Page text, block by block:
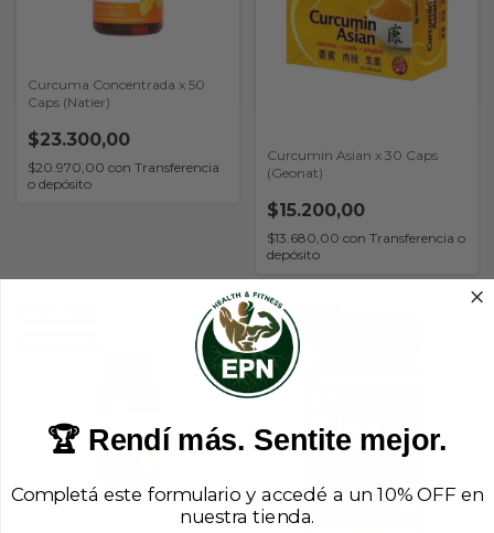
Curcuma Concentrada x 50
Caps (Natier)
$23.300,00
$20.970,00 con Transferencia
o depósito
Curcumin Asian x 30 Caps
(Geonat)
$15.200,00
$13.680,00 con Transferencia o
depósito
SIN STOCK
🏆 Rendí más. Sentite mejor.
Completá este formulario y accedé a un 10% OFF en
nuestra tienda.